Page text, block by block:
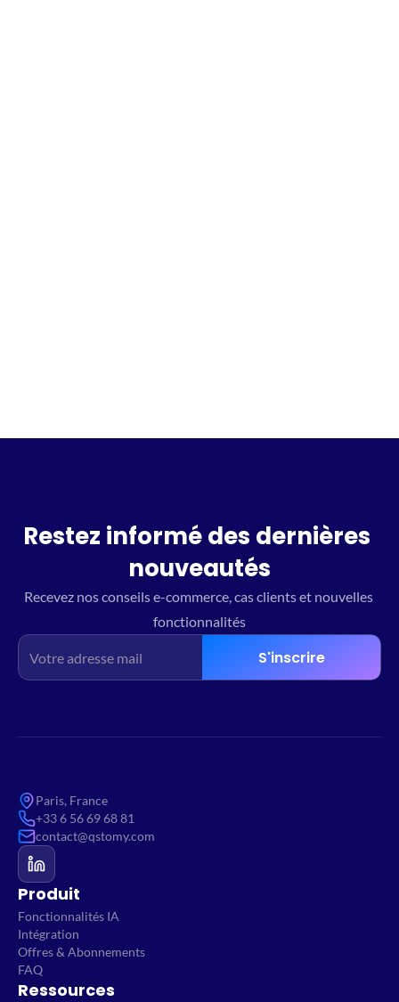
Restez informé des dernières
nouveautés
Recevez nos conseils e-commerce, cas clients et nouvelles
fonctionnalités
S'inscrire
Paris, France
+33 6 56 69 68 81
contact@qstomy.com
Produit
Fonctionnalités IA
Intégration
Offres & Abonnements
FAQ
Ressources